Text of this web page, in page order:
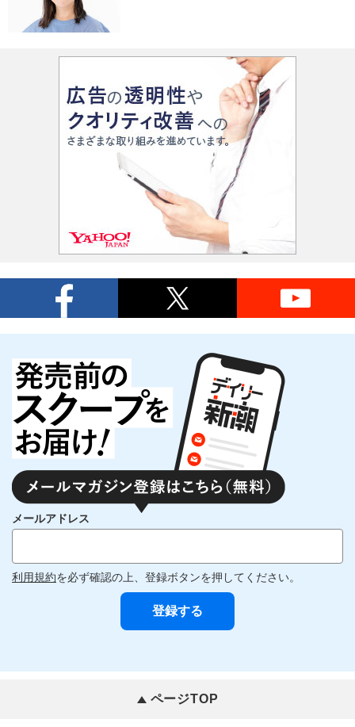
メールアドレス
利用規約を必ず確認の上、登録ボタンを押してください。
ページTOP